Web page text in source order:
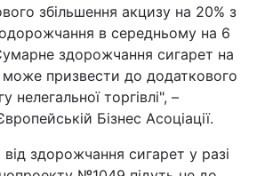
збільшення акцизу на 20% з
в середньому на 6
здорожчання сигарет на
може призвести до додаткового
нелегальної торгівлі", –
Бізнес Асоціації.
здорожчання сигарет у разі